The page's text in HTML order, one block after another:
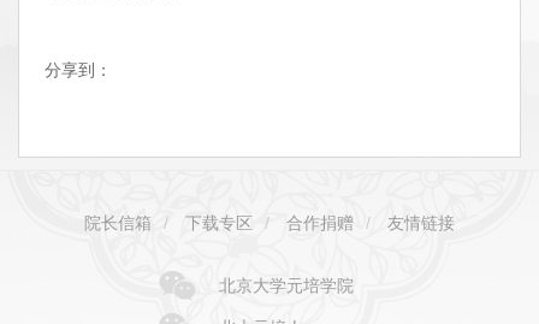
分享到：
院长信箱 / 下载专区 / 合作捐赠 / 友情链接
北京大学元培学院